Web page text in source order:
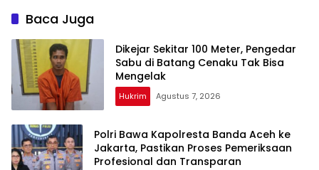
Baca Juga
Dikejar Sekitar 100 Meter, Pengedar
Sabu di Batang Cenaku Tak Bisa
Hukrim Agustus 7, 2026
Polri Bawa Kapolresta Banda Aceh ke
Jakarta, Pastikan Proses Pemeriksaan
Profesional dan Transparan